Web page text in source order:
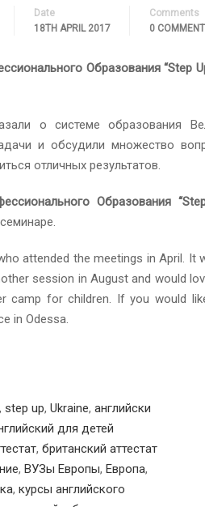
Date
18TH APRIL 2017
Comments
0 COMMENT
Образования “Step
о системе образования
и обсудили множество
отличных результатов.
Образования
attended the meetings in April.
session in August and would
camp for children. If you would
in Odessa.
, step up, Ukraine, английски
для детей
, британский аттестат
, ВУЗы Европы, Европа,
, курсы английского